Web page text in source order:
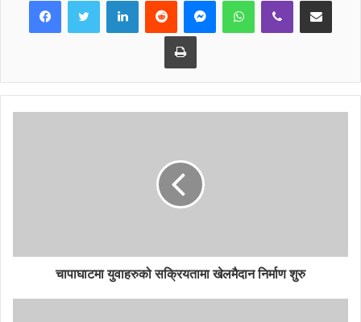
Print
चापाघाटमा युवाहरुको सक्रियतामा खेलमैदान निर्माण शुरु